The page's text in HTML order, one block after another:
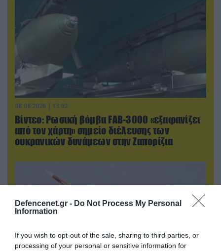
Defencenet.gr - Do Not Process My Personal
Information
If you wish to opt-out of the sale, sharing to third parties, or
processing of your personal or sensitive information for
08.08.2026 | 13:02
Βίντεο: Ρωσική βόμβα FAB-3000 «εξαφανίζει
από τον χάρτη» σημείο διέλευσης των
ουκρανικών δυνάμεων στην Ζαπορίζια